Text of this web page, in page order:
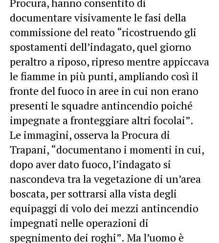
documentare visivamente le fasi della
commissione del reato “ricostruendo gli
spostamenti dell’indagato, quel giorno
peraltro a riposo, ripreso mentre appiccava
le fiamme in più punti, ampliando così il
fronte del fuoco in aree in cui non erano
presenti le squadre antincendio poiché
impegnate a fronteggiare altri focolai”.
Le immagini, osserva la Procura di
Trapani, “documentano i momenti in cui,
dopo aver dato fuoco, l’indagato si
nascondeva tra la vegetazione di un’area
boscata, per sottrarsi alla vista degli
equipaggi di volo dei mezzi antincendio
impegnati nelle operazioni di
spegnimento dei roghi”. Ma l’uomo è